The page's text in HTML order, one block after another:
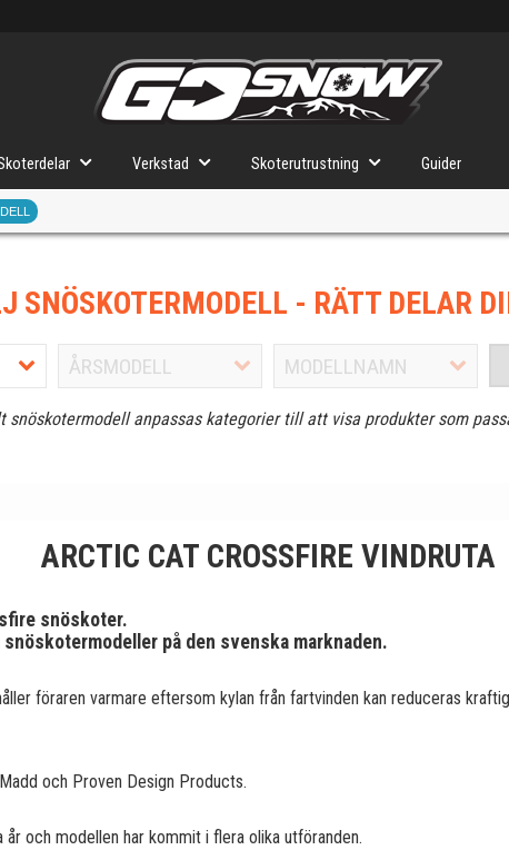
Verkstad Skoterutrustning Guider
SNÖSKOTERMODELL - RÄTT DELAR
snöskotermodell anpassas kategorier till att visa produkter som
ARCTIC CAT CROSSFIRE VINDRUTA
snöskoter.
på den svenska marknaden.
föraren varmare eftersom kylan från fartvinden kan reduceras
och Proven Design Products.
och modellen har kommit i flera olika utföranden.